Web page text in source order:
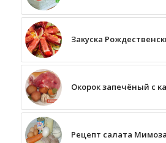
Закуска
Окорок запечёный с
Рецепт салата Мимоза